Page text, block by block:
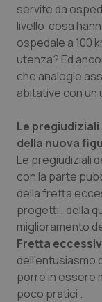
Piemonte
Provincia
Puglia
Sardegna
Sicilia
Toscana
Umbria
HIV
Infezioni &
Malattie
Malattia
Obesità
servite da
livello cosa
ospedale a 100
utenza? Ed
che analogie
abitative con un
Le
della nuova
Le pregiudiziali
con la parte
della fretta
progetti , della
miglioramento
Fretta
dell'entusiasmo
porre in essere
poco pratici .